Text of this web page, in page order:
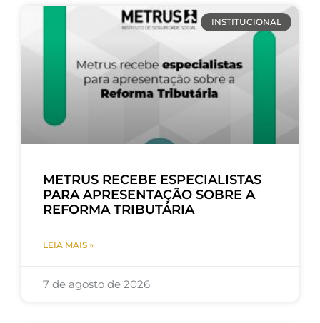
INSTITUCIONAL
METRUS RECEBE ESPECIALISTAS
PARA APRESENTAÇÃO SOBRE A
REFORMA TRIBUTÁRIA
LEIA MAIS »
7 de agosto de 2026